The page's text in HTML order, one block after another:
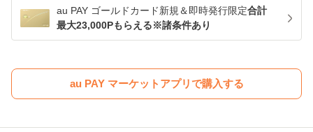
au PAY ゴールドカード新規＆即時発行限定合計
最大23,000Pもらえる※諸条件あり
au PAY マーケットアプリで購入する